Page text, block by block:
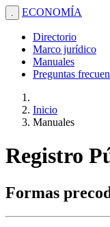
. ECONOMÍA
Directorio
Marco jurídico
Manuales
Preguntas
Inicio
Manuales
Registro
Formas